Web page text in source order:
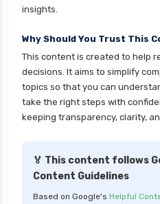
cignattk health
cignattk health
insurance
cignattk health
insurance
compare health
insights.
Why Should You Trust This
This content is created to help
decisions. It aims to simplify
topics so that you can
take the right steps with
keeping transparency, clarity,
🏅 This content follows
Content Guidelines
Based on Google's Helpful